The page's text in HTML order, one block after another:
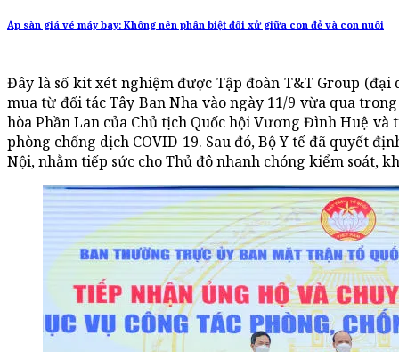
Áp sàn giá vé máy bay: Không nên phân biệt đối xử giữa con đẻ và con nuôi
Đây là số kit xét nghiệm được Tập đoàn T&T Group
mua từ đối tác Tây Ban Nha vào ngày 11/9 vừa qua
hòa Phần Lan của Chủ tịch Quốc hội Vương Đình Huệ
phòng chống dịch COVID-19. Sau đó, Bộ Y tế đã quyết
Nội, nhằm tiếp sức cho Thủ đô nhanh chóng kiểm soát,